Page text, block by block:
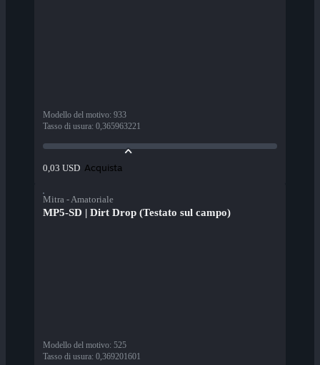
Modello del motivo: 933
Tasso di usura: 0,365963221
0,03 USD Acquista
Mitra - Amatoriale
MP5-SD | Dirt Drop (Testato sul campo)
Modello del motivo: 525
Tasso di usura: 0,369201601